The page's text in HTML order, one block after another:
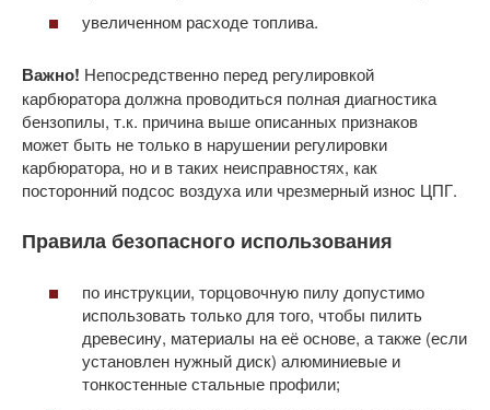
увеличенном расходе топлива.
Важно! Непосредственно перед регулировкой
карбюратора должна проводиться полная диагностика
бензопилы, т.к. причина выше описанных признаков
может быть не только в нарушении регулировки
карбюратора, но и в таких неисправностях, как
посторонний подсос воздуха или чрезмерный износ ЦПГ.
Правила безопасного использования
по инструкции, торцовочную пилу допустимо
использовать только для того, чтобы пилить
древесину, материалы на её основе, а также (если
установлен нужный диск) алюминиевые и
тонкостенные стальные профили;